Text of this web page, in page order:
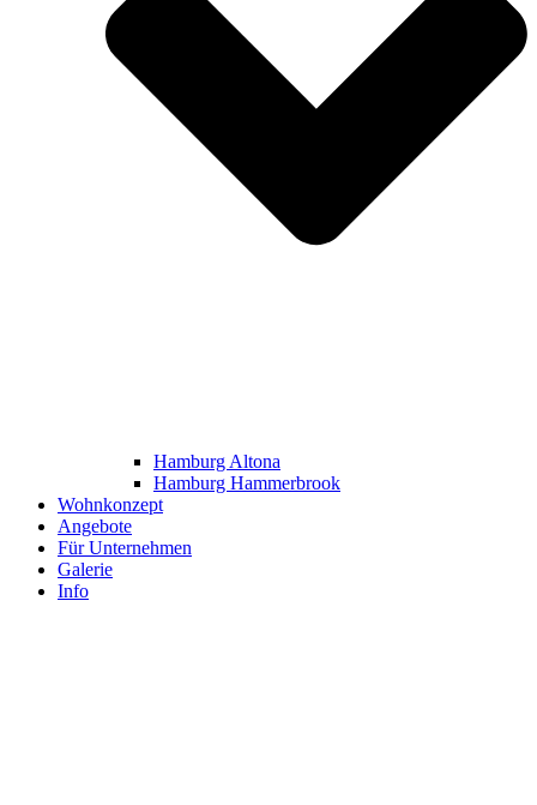
Hamburg Altona
Hamburg Hammerbrook
Wohnkonzept
Angebote
Für Unternehmen
Galerie
Info